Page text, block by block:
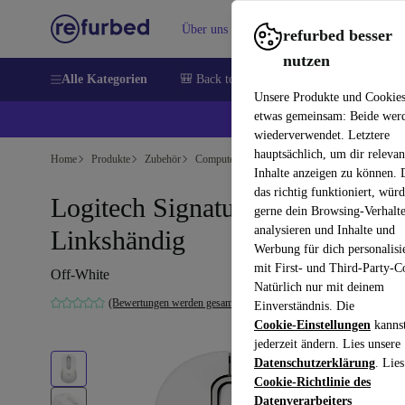
refurbed besser
nutzen
Unsere Produkte und
etwas gemeinsam: Beide
wiederverwendet. Letztere
hauptsächlich, um dir
Inhalte anzeigen zu können.
das richtig funktioniert,
gerne dein Browsing-
analysieren und Inhalte und
Werbung für dich
mit First- und Third-Party-
Natürlich nur mit deinem
Einverständnis. Die
Cookie-Einstellungen
jederzeit ändern. Lies unsere
Datenschutzerklärung.
Cookie-Richtlinie des
Datenverarbeiters
Über uns Verkaufen Hilfe
Alle Kategorien 🎒 Back to school
💰
Home Produkte Zubehör Computer Zubehör Mäuse
Logitech Signature M650 Groß
Linkshändig
Off-White
(Bewertungen werden gesammelt)